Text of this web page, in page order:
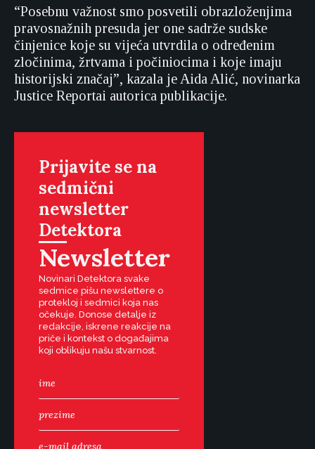
“Posebnu važnost smo posvetili obrazloženjima
pravosnažnih presuda jer one sadrže sudske
činjenice koje su vijeća utvrdila o određenim
zločinima, žrtvama i počiniocima i koje imaju
historijski značaj”, kazala je Aida Alić, novinarka
Justice Reportai autorica publikacije.
Prijavite se na
sedmični
newsletter
Detektora
Newsletter
Novinari Detektora svake
sedmice pišu newslettere o
protekloj i sedmici koja nas
očekuje. Donose detalje iz
redakcije, iskrene reakcije na
priče i kontekst o događajima
koji oblikuju našu stvarnost.